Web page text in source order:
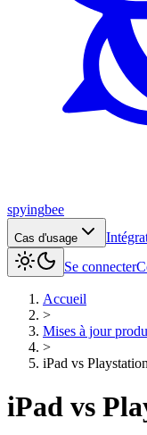
spyingbee
Cas d'usage
Se connecter
Accueil
>
Mises à jour
>
iPad vs Playstation
iPad vs